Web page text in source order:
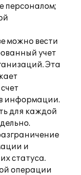
персоналом;
можно вести
учет
Эта
информации.
для каждой
и
статуса.
операции